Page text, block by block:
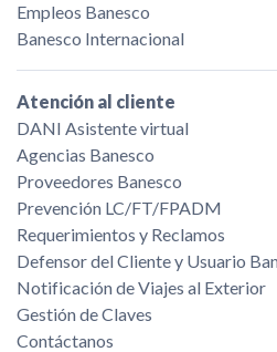
Empleos Banesco
Banesco Internacional
Atención al cliente
DANI Asistente virtual
Agencias Banesco
Proveedores Banesco
Prevención LC/FT/FPADM
Requerimientos y Reclamos
Defensor del Cliente y Usuario
Notificación de Viajes al Exterior
Gestión de Claves
Contáctanos